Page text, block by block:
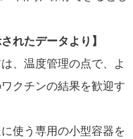
れたデータより】
、温度管理の点で、よ
クチンの結果を歓迎す
使う専用の小型容器を